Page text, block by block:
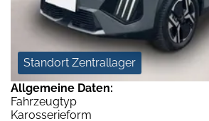
Standort Zentrallager
Allgemeine Daten:
Fahrzeugtyp
Karosserieform